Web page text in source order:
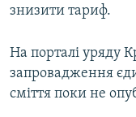
знизити тариф.
На порталі уряду
запровадження
сміття поки не